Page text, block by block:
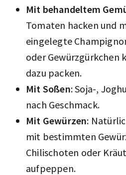
Mit behandeltem
Tomaten hacken und
eingelegte
oder Gewürzgürkchen
dazu packen.
Mit Soßen: Soja-,
nach Geschmack.
Mit Gewürzen:
mit bestimmten
Chilischoten oder
aufpeppen.